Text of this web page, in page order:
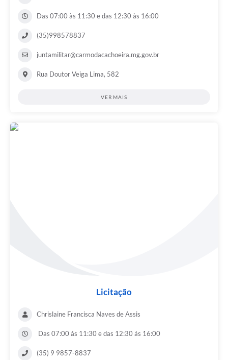
Das 07:00 às 11:30 e das 12:30 às 16:00
(35)998578837
juntamilitar@carmodacachoeira.mg.gov.br
Rua Doutor Veiga Lima, 582
VER MAIS
Licitação
Chrislaine Francisca Naves de Assis
Das 07:00 ás 11:30 e das 12:30 ás 16:00
(35) 9 9857-8837